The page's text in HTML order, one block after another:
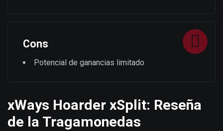
Cons
Potencial de ganancias limitado
xWays Hoarder xSplit: Reseña
de la Tragamonedas